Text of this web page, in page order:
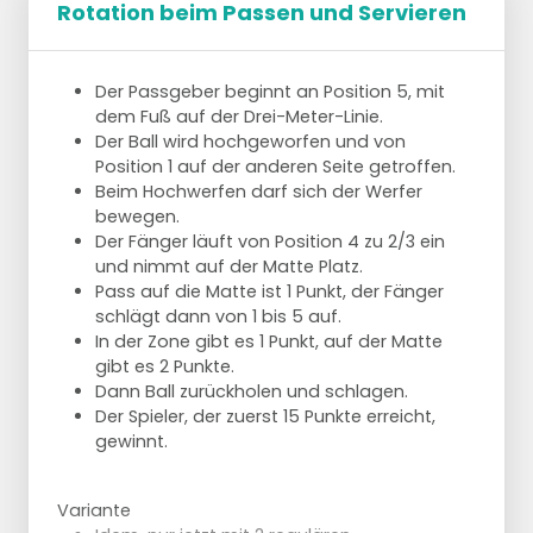
Rotation beim Passen und Servieren
Der Passgeber beginnt an Position 5, mit
dem Fuß auf der Drei-Meter-Linie.
Der Ball wird hochgeworfen und von
Position 1 auf der anderen Seite getroffen.
Beim Hochwerfen darf sich der Werfer
bewegen.
Der Fänger läuft von Position 4 zu 2/3 ein
und nimmt auf der Matte Platz.
Pass auf die Matte ist 1 Punkt, der Fänger
schlägt dann von 1 bis 5 auf.
In der Zone gibt es 1 Punkt, auf der Matte
gibt es 2 Punkte.
Dann Ball zurückholen und schlagen.
Der Spieler, der zuerst 15 Punkte erreicht,
gewinnt.
Variante